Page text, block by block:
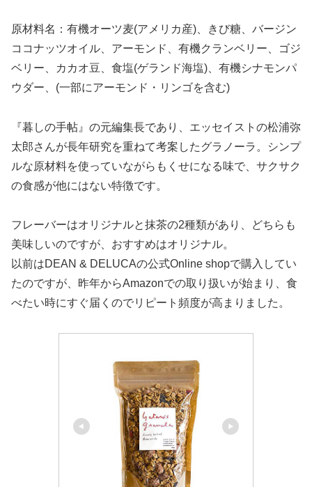
原材料名：有機オーツ麦(アメリカ産)、きび糖、バージン
ココナッツオイル、アーモンド、有機クランベリー、ゴジ
ベリー、カカオ豆、食塩(ゲランド海塩)、有機シナモンパ
ウダー、(一部にアーモンド・リンゴを含む)
『暮しの手帖』の元編集長であり、エッセイストの松浦弥
太郎さんが長年研究を重ねて考案したグラノーラ。シンプ
ルな原材料を使っていながらもくせになる味で、サクサク
の食感が他にはない特徴です。
フレーバーはオリジナルと抹茶の2種類があり、どちらも
美味しいのですが、おすすめはオリジナル。
以前はDEAN & DELUCAの公式Online shopで購入してい
たのですが、昨年からAmazonでの取り扱いが始まり、食
べたい時にすぐ届くのでリピート頻度が高まりました。